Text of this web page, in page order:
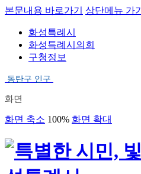
본문내용 바로가기 상단메뉴 가기
화성특례시
화성특례시의회
구청정보
동탄구 인구
화면
화면 축소 100% 화면 확대